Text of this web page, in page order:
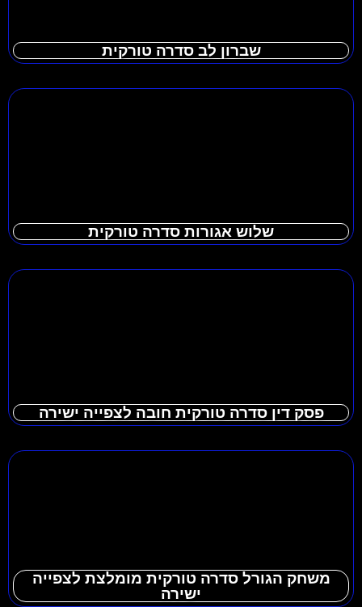
שברון לב סדרה טורקית
שלוש אגורות סדרה טורקית
פסק דין סדרה טורקית חובה לצפייה ישירה
משחק הגורל סדרה טורקית מומלצת לצפייה
ישירה